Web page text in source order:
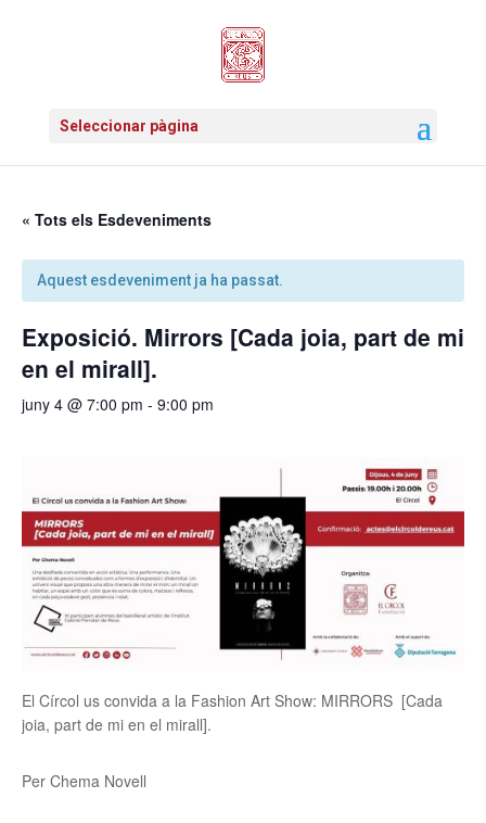
Seleccionar pàgina
« Tots els Esdeveniments
Aquest esdeveniment ja ha passat.
Exposició. Mirrors [Cada joia, part de mi
en el mirall].
juny 4 @ 7:00 pm - 9:00 pm
El Círcol us convida a la Fashion Art Show: MIRRORS [Cada
joia, part de mi en el mirall].
Per Chema Novell